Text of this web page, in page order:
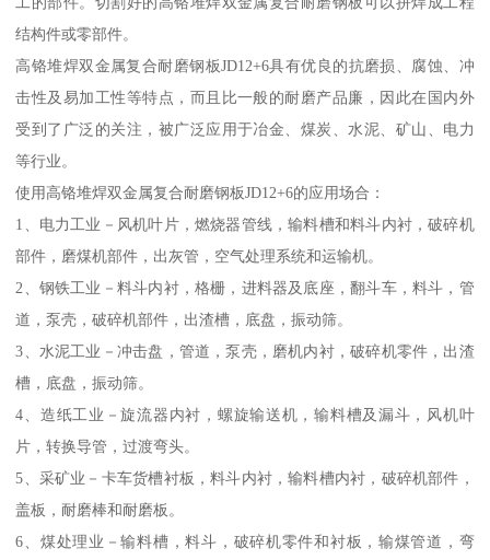
结构件或零部件。
高铬堆焊双金属复合耐磨钢板JD12+6具有优良的抗磨损、腐蚀、冲
击性及易加工性等特点，而且比一般的耐磨产品廉，因此在国内外
受到了广泛的关注，被广泛应用于冶金、煤炭、水泥、矿山、电力
等行业。
使用高铬堆焊双金属复合耐磨钢板JD12+6的应用场合：
1、电力工业－风机叶片，燃烧器管线，输料槽和料斗内衬，破碎机
部件，磨煤机部件，出灰管，空气处理系统和运输机。
2、钢铁工业－料斗内衬，格栅，进料器及底座，翻斗车，料斗，管
道，泵壳，破碎机部件，出渣槽，底盘，振动筛。
3、水泥工业－冲击盘，管道，泵壳，磨机内衬，破碎机零件，出渣
槽，底盘，振动筛。
4、造纸工业－旋流器内衬，螺旋输送机，输料槽及漏斗，风机叶
片，转换导管，过渡弯头。
5、采矿业－卡车货槽衬板，料斗内衬，输料槽内衬，破碎机部件，
盖板，耐磨棒和耐磨板。
6、煤处理业－输料槽，料斗，破碎机零件和衬板，输煤管道，弯